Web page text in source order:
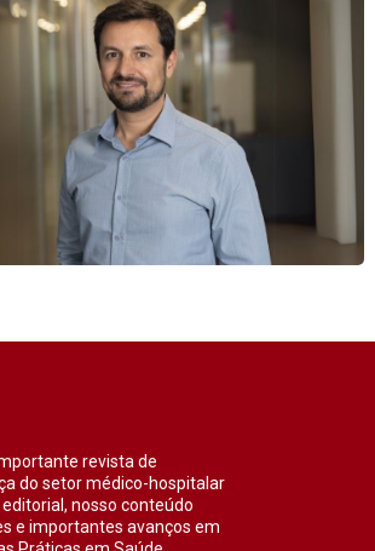
revista de
do setor médico-hospitalar
nosso conteúdo
e importantes avanços em